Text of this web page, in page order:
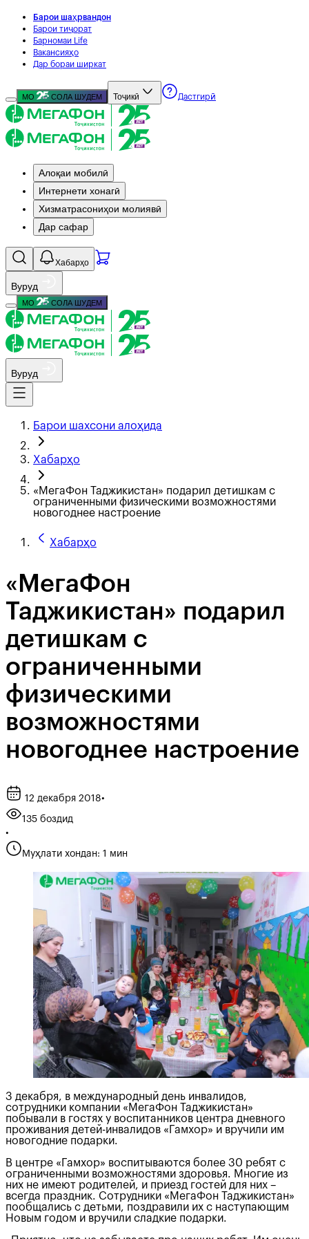
Барои шаҳрвандон
Барои тиҷорат
Барномаи Life
Вакансияҳо
Дар бораи ширкат
МО СОЛА ШУДЕМ Тоҷикӣ Дастгирӣ
Алоқаи мобилӣ
Интернети хонагӣ
Хизматрасониҳои молиявӣ
Дар сафар
Хабарҳо
Вуруд
МО СОЛА ШУДЕМ
Вуруд
Барои шахсони алоҳида
Хабарҳо
«МегаФон Таджикистан» подарил детишкам с
ограниченными физическими возможностями
новогоднее настроение
Хабарҳо
«МегаФон
Таджикистан» подарил
детишкам с
ограниченными
физическими
возможностями
новогоднее настроение
12 декабря 2018•
135 боздид
•
Муҳлати хондан: 1 мин
3 декабря, в международный день инвалидов,
сотрудники компании «МегаФон Таджикистан»
побывали в гостях у воспитанников центра дневного
проживания детей-инвалидов «Гамхор» и вручили им
новогодние подарки.
В центре «Гамхор» воспитываются более 30 ребят с
ограниченными возможностями здоровья. Многие из
них не имеют родителей, и приезд гостей для них –
всегда праздник. Сотрудники «МегаФон Таджикистан»
пообщались с детьми, поздравили их с наступающим
Новым годом и вручили сладкие подарки.